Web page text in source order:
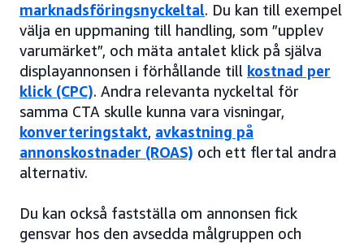
marknadsföringsnyckeltal. Du kan till exempel
välja en uppmaning till handling, som ”upplev
varumärket”, och mäta antalet klick på själva
displayannonsen i förhållande till kostnad per
klick (CPC). Andra relevanta nyckeltal för
samma CTA skulle kunna vara visningar,
konverteringstakt, avkastning på
annonskostnader (ROAS) och ett flertal andra
alternativ.
Du kan också fastställa om annonsen fick
gensvar hos den avsedda målgruppen och